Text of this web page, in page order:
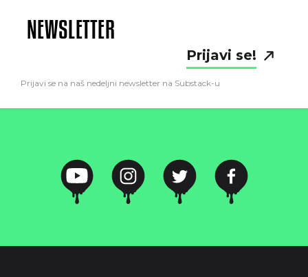
NEWSLETTER
Prijavi se!
Prijavi se na naš nedeljni newsletter na Substack-u